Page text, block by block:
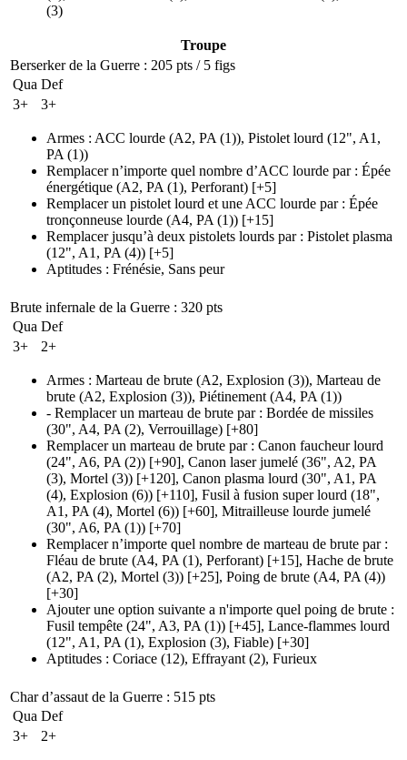
(3)
Troupe
Berserker de la Guerre : 205 pts / 5 figs
Qua Def
3+
3+
Armes : ACC lourde (A2, PA (1)), Pistolet lourd (12", A1,
PA (1))
Remplacer n’importe quel nombre d’ACC lourde par : Épée
énergétique (A2, PA (1), Perforant) [+5]
Remplacer un pistolet lourd et une ACC lourde par : Épée
tronçonneuse lourde (A4, PA (1)) [+15]
Remplacer jusqu’à deux pistolets lourds par : Pistolet plasma
(12", A1, PA (4)) [+5]
Aptitudes : Frénésie, Sans peur
Brute infernale de la Guerre : 320 pts
Qua Def
3+
2+
Armes : Marteau de brute (A2, Explosion (3)), Marteau de
brute (A2, Explosion (3)), Piétinement (A4, PA (1))
- Remplacer un marteau de brute par : Bordée de missiles
(30", A4, PA (2), Verrouillage) [+80]
Remplacer un marteau de brute par : Canon faucheur lourd
(24", A6, PA (2)) [+90], Canon laser jumelé (36", A2, PA
(3), Mortel (3)) [+120], Canon plasma lourd (30", A1, PA
(4), Explosion (6)) [+110], Fusil à fusion super lourd (18",
A1, PA (4), Mortel (6)) [+60], Mitrailleuse lourde jumelé
(30", A6, PA (1)) [+70]
Remplacer n’importe quel nombre de marteau de brute par :
Fléau de brute (A4, PA (1), Perforant) [+15], Hache de brute
(A2, PA (2), Mortel (3)) [+25], Poing de brute (A4, PA (4))
[+30]
Ajouter une option suivante a n'importe quel poing de brute :
Fusil tempête (24", A3, PA (1)) [+45], Lance-flammes lourd
(12", A1, PA (1), Explosion (3), Fiable) [+30]
Aptitudes : Coriace (12), Effrayant (2), Furieux
Char d’assaut de la Guerre : 515 pts
Qua Def
3+
2+